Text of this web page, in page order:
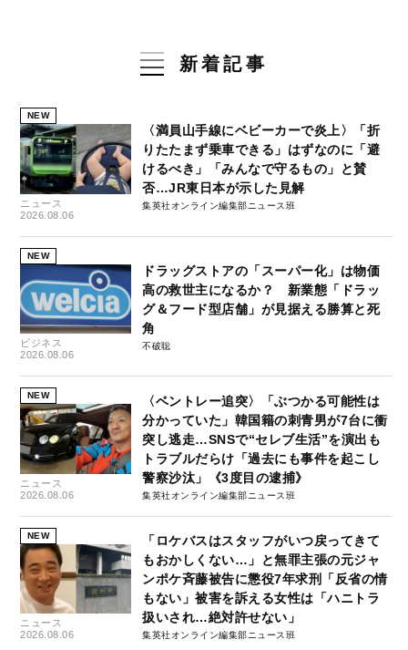
新着記事
NEW
ニュース
2026.08.06
〈満員山手線にベビーカーで炎上〉「折
りたたまず乗車できる」はずなのに「避
けるべき」「みんなで守るもの」と賛
否…JR東日本が示した見解
集英社オンライン編集部ニュース班
NEW
ビジネス
2026.08.06
ドラッグストアの「スーパー化」は物価
高の救世主になるか？ 新業態「ドラッ
グ＆フード型店舗」が見据える勝算と死
角
不破聡
NEW
ニュース
2026.08.06
〈ベントレー追突〉「ぶつかる可能性は
分かっていた」韓国籍の刺青男が7台に衝
突し逃走…SNSで“セレブ生活”を演出も
トラブルだらけ「過去にも事件を起こし
警察沙汰」《3度目の逮捕》
集英社オンライン編集部ニュース班
NEW
ニュース
2026.08.06
「ロケバスはスタッフがいつ戻ってきて
もおかしくない…」と無罪主張の元ジャ
ンポケ斉藤被告に懲役7年求刑「反省の情
もない」被害を訴える女性は「ハニトラ
扱いされ…絶対許せない」
集英社オンライン編集部ニュース班